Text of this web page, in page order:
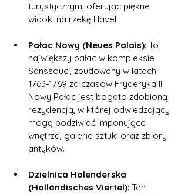
turystycznym, oferując piękne
widoki na rzekę Havel.
Pałac Nowy (Neues Palais): To
największy pałac w kompleksie
Sanssouci, zbudowany w latach
1763-1769 za czasów Fryderyka II.
Nowy Pałac jest bogato zdobioną
rezydencją, w której odwiedzający
mogą podziwiać imponujące
wnętrza, galerie sztuki oraz zbiory
antyków.
Dzielnica Holenderska
(Holländisches Viertel): Ten